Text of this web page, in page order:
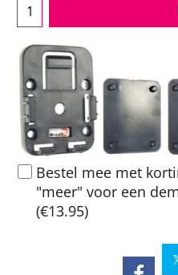
Bestel mee met
"meer" voor een
(€13.95)